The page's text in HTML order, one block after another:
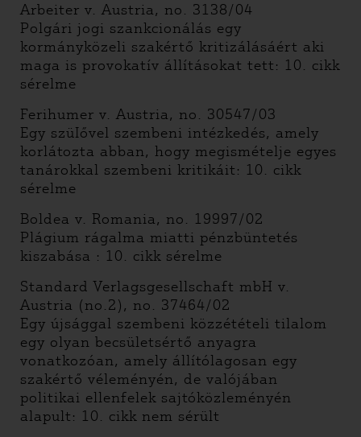
Arbeiter v. Austria, no. 3138/04
Polgári jogi szankcionálás egy
kormányközeli szakértő kritizálásáért aki
maga is provokatív állításokat tett: 10. cikk
sérelme
Ferihumer v. Austria, no. 30547/03
Egy szüIővel szembeni intézkedés, amely
korlátozta abban, hogy megismételje egyes
tanárokkal szembeni kritikáit: 10. cikk
sérelme
Boldea v. Romania, no. 19997/02
Plágium rágalma miatti pénzbüntetés
kiszabása : 10. cikk sérelme
Standard Verlagsgesellschaft mbH v.
Austria (no.2), no. 37464/02
Egy újsággal szembeni közzétételi tilalom
egy olyan becsületsértő anyagra
vonatkozóan, amely állítólagosan egy
szakértő véleményén, de valójában
politikai ellenfelek sajtóközleményén
alapult: 10. cikk nem sérült